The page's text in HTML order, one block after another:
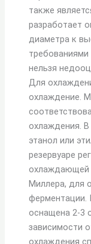
также
разработает
диаметра к
нельзя
Для
охлаждение.
охлаждения. В
этанол или
резервуаре
охлаждающей
Миллера, для
ферментации.
оснащена 2-3
зависимости
охлаждения